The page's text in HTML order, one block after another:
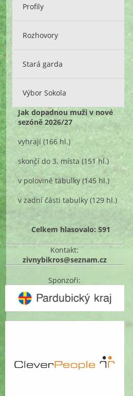
Profily
Rozhovory
Stará garda
Výbor Sokola
Jak dopadnou muži v nové
sezóně 2026/27
vyhrají (166 hl.)
skončí do 3. místa (151 hl.)
v polovině tabulky (145 hl.)
v zadní části tabulky (129 hl.)
Celkem hlasovalo: 591
Kontakt:
zivnybikros@seznam.cz
Sponzoři: